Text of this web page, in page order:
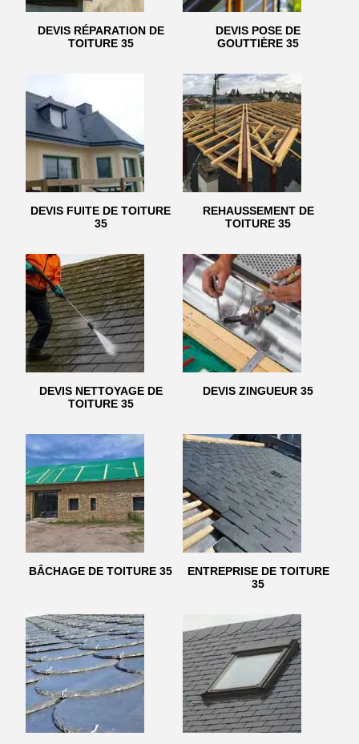
DEVIS RÉPARATION DE
TOITURE 35
DEVIS POSE DE
GOUTTIÈRE 35
DEVIS FUITE DE TOITURE
35
REHAUSSEMENT DE
TOITURE 35
DEVIS NETTOYAGE DE
TOITURE 35
DEVIS ZINGUEUR 35
BÂCHAGE DE TOITURE 35
ENTREPRISE DE TOITURE
35